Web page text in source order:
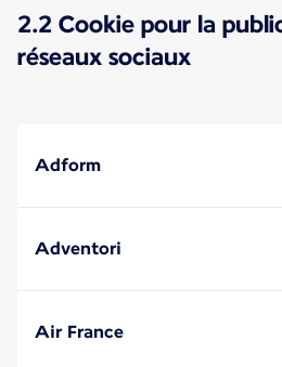
2.2 Cookie pour la
réseaux sociaux
Adform
Adventori
Air France